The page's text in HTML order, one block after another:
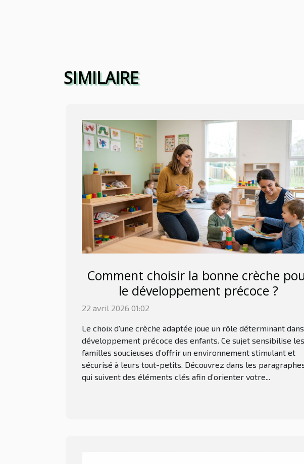
SIMILAIRE
Comment choisir la bonne crèche
le développement précoce ?
22 avril 2026 01:02
Le choix d'une crèche adaptée joue un rôle déterminant
développement précoce des enfants. Ce sujet sensibilise les
familles soucieuses d’offrir un environnement stimulant et
sécurisé à leurs tout-petits. Découvrez dans les
qui suivent des éléments clés afin d’orienter votre...